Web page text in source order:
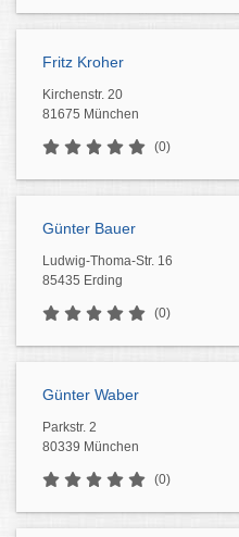
Fritz Kroher
Kirchenstr. 20
81675 München
(0)
Günter Bauer
Ludwig-Thoma-Str. 16
85435 Erding
(0)
Günter Waber
Parkstr. 2
80339 München
(0)